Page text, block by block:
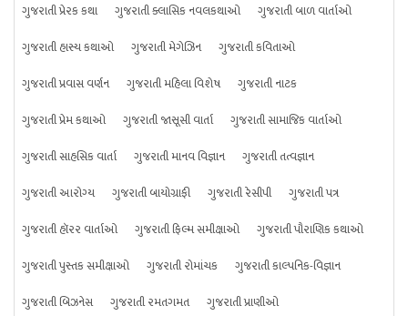
ગુજરાતી પ્રેરક કથા
ગુજરાતી ક્લાસિક નવલકથાઓ
ગુજરાતી બાળ વાર્તાઓ
ગુજરાતી હાસ્ય કથાઓ
ગુજરાતી મેગેઝિન
ગુજરાતી કવિતાઓ
ગુજરાતી પ્રવાસ વર્ણન
ગુજરાતી મહિલા વિશેષ
ગુજરાતી નાટક
ગુજરાતી પ્રેમ કથાઓ
ગુજરાતી જાસૂસી વાર્તા
ગુજરાતી સામાજિક વાર્તાઓ
ગુજરાતી સાહસિક વાર્તા
ગુજરાતી માનવ વિજ્ઞાન
ગુજરાતી તત્વજ્ઞાન
ગુજરાતી આરોગ્ય
ગુજરાતી બાયોગ્રાફી ગુજરાતી રેસીપી
ગુજરાતી પત્ર
ગુજરાતી હૉરર વાર્તાઓ
ગુજરાતી ફિલ્મ સમીક્ષાઓ
ગુજરાતી પૌરાણિક કથાઓ
ગુજરાતી પુસ્તક સમીક્ષાઓ
ગુજરાતી રોમાંચક
ગુજરાતી કાલ્પનિક-વિજ્ઞાન
ગુજરાતી બિઝનેસ
ગુજરાતી રમતગમત ગુજરાતી પ્રાણીઓ